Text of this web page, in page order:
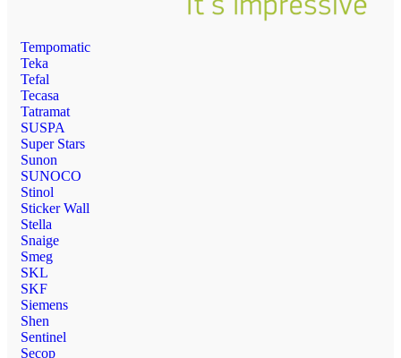
Tempomatic
Teka
Tefal
Tecasa
Tatramat
SUSPA
Super Stars
Sunon
SUNOCO
Stinol
Sticker Wall
Stella
Snaige
Smeg
SKL
SKF
Siemens
Shen
Sentinel
Secop